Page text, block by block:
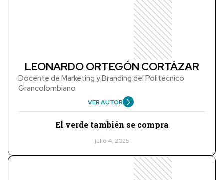
LEONARDO ORTEGÓN CORTÁZAR
Docente de Marketing y Branding del Politécnico
Grancolombiano
VER AUTOR
El verde también se compra
julio 4, 2025